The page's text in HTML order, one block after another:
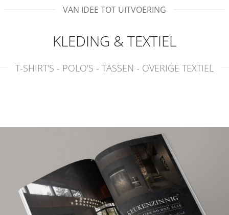
VAN IDEE TOT UITVOERING
KLEDING & TEXTIEL
T-SHIRT'S - POLO'S - TASSEN - OVERIGE TEXTIEL